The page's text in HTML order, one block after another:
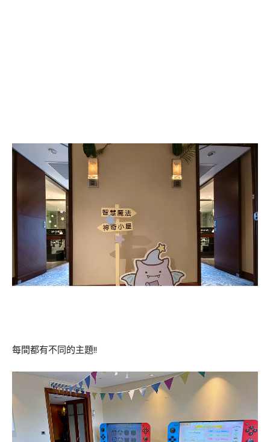
每間都有不同的主題!!